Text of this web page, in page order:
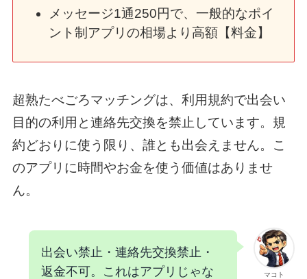
メッセージ1通250円で、一般的なポイ
ント制アプリの相場より高額【料金】
超熟たべごろマッチングは、利用規約で出会い
目的の利用と連絡先交換を禁止しています。規
約どおりに使う限り、誰とも出会えません。こ
のアプリに時間やお金を使う価値はありませ
ん。
マコト
出会い禁止・連絡先交換禁止・
返金不可。これはアプリじゃな